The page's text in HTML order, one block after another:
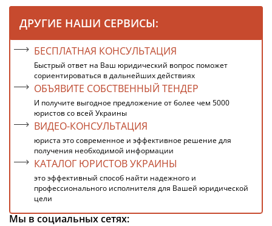
ДРУГИЕ НАШИ СЕРВИСЫ:
БЕСПЛАТНАЯ КОНСУЛЬТАЦИЯ
Быстрый ответ на Ваш юридический вопрос поможет
сориентироваться в дальнейших действиях
ОБЪЯВИТЕ СОБСТВЕННЫЙ ТЕНДЕР
И получите выгодное предложение от более чем 5000
юристов со всей Украины
ВИДЕО-КОНСУЛЬТАЦИЯ
юриста это современное и эффективное решение для
получения необходимой информации
КАТАЛОГ ЮРИСТОВ УКРАИНЫ
это эффективный способ найти надежного и
профессионального исполнителя для Вашей юридической
цели
Мы в социальных сетях: